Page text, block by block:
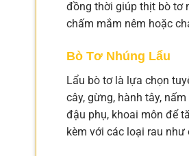
đồng thời giúp thịt bò tơ
chấm mắm nêm hoặc
Bò Tơ Nhúng Lẩu
Lẩu bò tơ là lựa chọn
cây, gừng, hành tây,
đậu phụ, khoai môn để
kèm với các loại rau